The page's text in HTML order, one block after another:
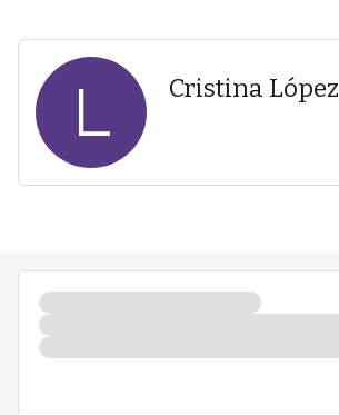
L Cristina López